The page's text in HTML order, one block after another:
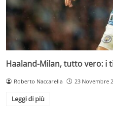
Haaland-Milan, tutto vero: i
Roberto Naccarella 23 Novembre
Leggi di più